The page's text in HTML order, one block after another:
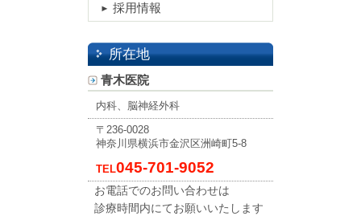
採用情報
所在地
青木医院
内科、脳神経外科
〒236-0028
神奈川県横浜市金沢区洲崎町5-8
TEL045-701-9052
お電話でのお問い合わせは
診療時間内にてお願いいたします